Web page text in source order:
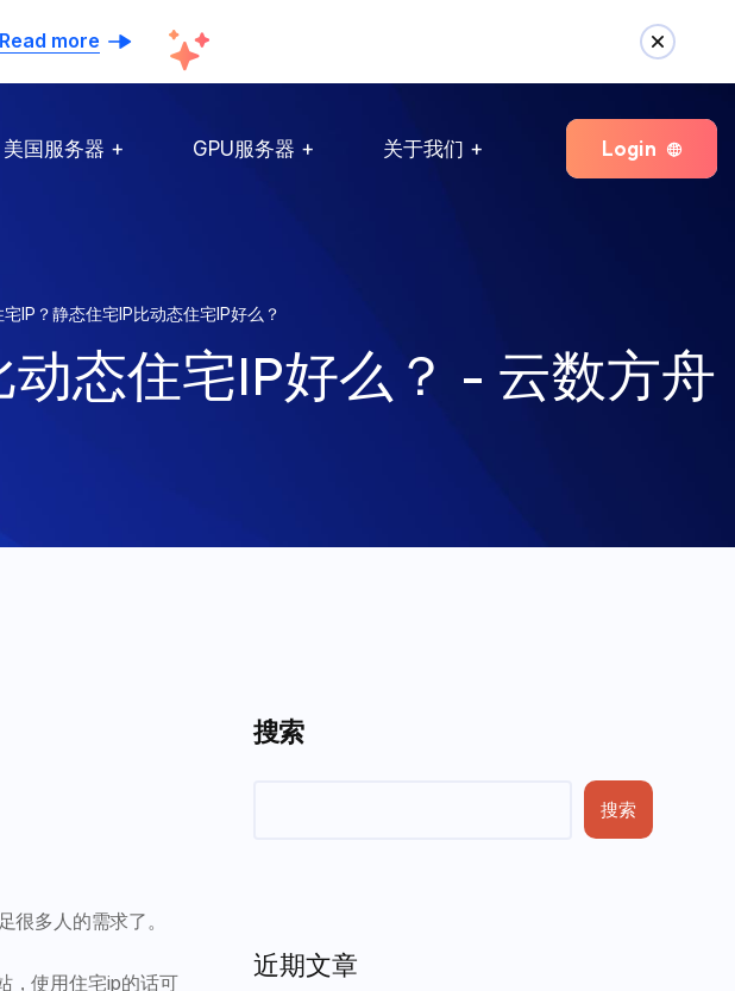
Read more
美国服务器 GPU服务器 关于我们 Login
IP？静态住宅IP比动态住宅IP好么？
态住宅IP好么？ - 云数方舟
很多人的需求了。
，使用住宅ip的话可
搜索
搜索
近期文章